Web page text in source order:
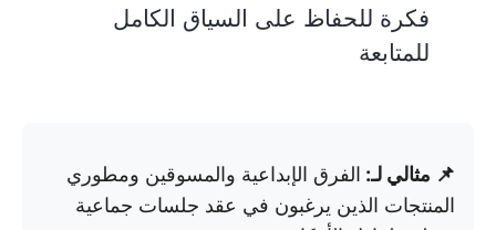
فكرة للحفاظ على السياق الكامل
للمتابعة
📌 مثالي لـ: الفرق الإبداعية والمسوقين ومطوري
المنتجات الذين يرغبون في عقد جلسات جماعية